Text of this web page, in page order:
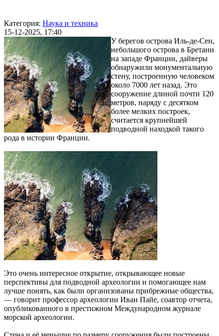
Категория: Наука и техника
15-12-2025, 17:40
У берегов острова Иль-де-Сен,
небольшого острова в Бретани
на западе Франции, дайверы
обнаружили монументальную
стену, построенную человеком
около 7000 лет назад. Это
сооружение длиной почти 120
метров, наряду с десятком
более мелких построек,
считается крупнейшей
подводной находкой такого
рода в истории Франции.
Это очень интересное открытие, открывающее новые
перспективы для подводной археологии и помогающее нам
лучше понять, как были организованы прибрежные общества,
— говорит профессор археологии Иван Пайе, соавтор отчета,
опубликованного в престижном Международном журнале
морской археологии.